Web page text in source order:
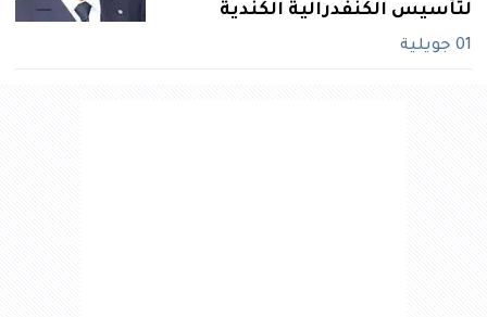
لتأسيس الكنفدرالية الكندية
01 جويلية